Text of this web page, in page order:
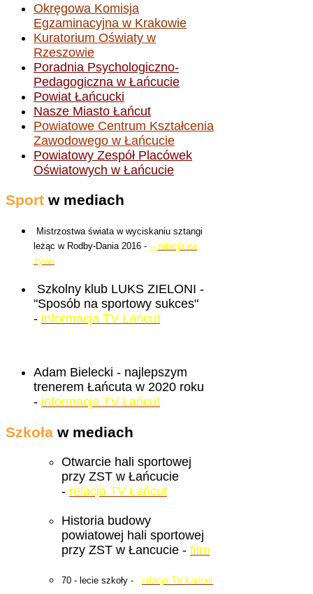
Okręgowa Komisja
Egzaminacyjna w Krakowie
Kuratorium Oświaty w
Rzeszowie
Poradnia Psychologiczno-
Pedagogiczna w Łańcucie
Powiat Łańcucki
Nasze Miasto Łańcut
Powiatowe Centrum Kształcenia
Zawodowego w Łańcucie
Powiatowy Zespół Placówek
Oświatowych w Łańcucie
Sport w mediach
Mistrzostwa świata w wyciskaniu sztangi
leżąc w Rodby-Dania 2016 - - relacja na
żywo
Szkolny klub LUKS ZIELONI -
"Sposób na sportowy sukces"
- informacja TV Łańcut
Adam Bielecki - najlepszym
trenerem Łańcuta w 2020 roku
- informacja TV Łańcut
Szkoła w mediach
Otwarcie hali sportowej
przy ZST w Łańcucie
- relacja TV Łańcut
Historia budowy
powiatowej hali sportowej
przy ZST w Łancucie - film
70 - lecie szkoły - relacja TV Łańcut